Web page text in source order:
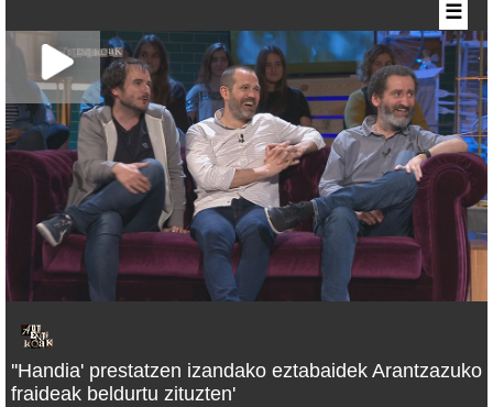
''Handia' prestatzen izandako eztabaidek Arantzazuko
fraideak beldurtu zituzten'
☰